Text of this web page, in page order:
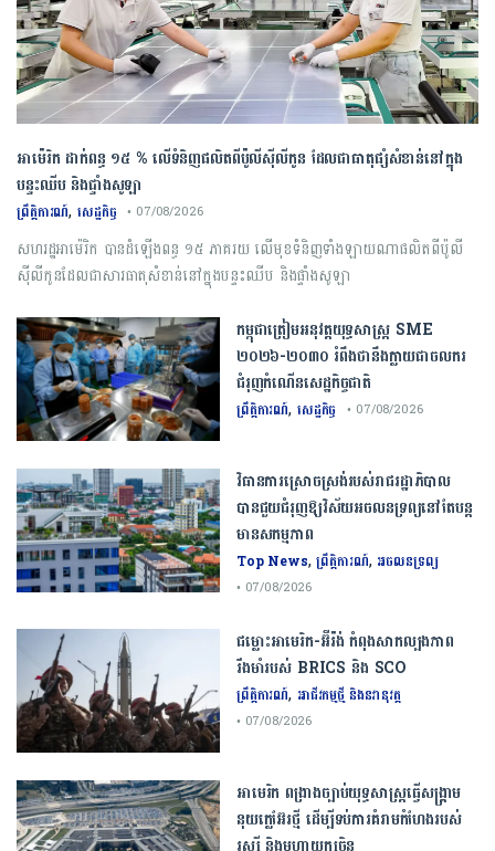
អាម៉េរិក ដាក់ពន្ធ ១៥ % លើទំនិញផលិតពីប៉ូលីស៊ីលីកូន ដែលជាធាតុផ្សំសំខាន់នៅក្នុង
បន្ទះឈីប និងផ្ទាំងសូឡា
ព្រឹត្តិការណ៍, សេដ្ឋកិច្ច • 07/08/2026
សហរដ្ឋអាម៉េរិក បានដំឡើងពន្ធ ១៥ ភាគរយ លើមុខទំនិញទាំងឡាយណាផលិតពីប៉ូលី
ស៊ីលីកូនដែលជាសារធាតុសំខាន់នៅក្នុងបន្ទះឈីប និងផ្ទាំងសូឡា
កម្ពុជា​ត្រៀមអនុវត្ត​យុទ្ធសាស្ត្រ​ ​SME​ ​
២០២៦​-​២០៣០​ រំពឹងថានឹងក្លាយ​ជា​ចលករ​
ជំរុញ​កំណើន​សេដ្ឋកិច្ច​ជាតិ​
ព្រឹត្តិការណ៍, សេដ្ឋកិច្ច • 07/08/2026
វិធានការស្រោចស្រង់របស់រាជរដ្ឋាភិបាល​
បាន​ជួយ​ជំរុញឱ្យវិស័យ​អចលនទ្រព្យនៅតែបន្ត​
មានសកម្មភាព
Top News,ព្រឹត្តិការណ៍, អចលនទ្រព្យ
• 07/08/2026
ជម្លោះ​អាមេរិក​-​អ៊ីរ៉ង់​ ​កំពុង​សាកល្បង​ភាព​
រឹងមាំ​របស់​ ​BRICS​ ​និង​ ​SCO​
ព្រឹត្តិការណ៍, អាជីវកម្មថ្មី និងនវានុវត្ត
• 07/08/2026
​អាមេរិក​ ពង្រាងច្បាប់​យុទ្ធសាស្ត្រ​ធ្វើ​សង្គ្រាម​
នុយក្លេអ៊ែរ​ថ្មី ដើម្បីទប់ការគំរាមកំហែងរបស់​